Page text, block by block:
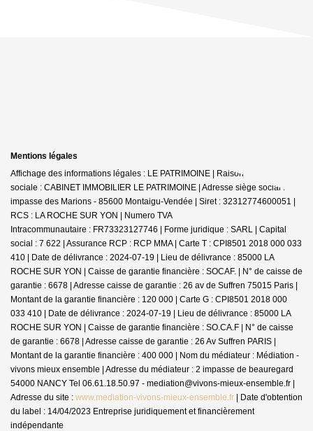
Mentions légales
Affichage des informations légales : LE PATRIMOINE | Raison
sociale : CABINET IMMOBILIER LE PATRIMOINE | Adresse siège social : 30
impasse des Marions - 85600 Montaigu-Vendée | Siret : 32312774600051 |
RCS : LA ROCHE SUR YON | Numero TVA
Intracommunautaire : FR73323127746 | Forme juridique : SARL | Capital
social : 7 622 | Assurance RCP : RCP MMA | Carte T : CPI8501 2018 000 033
410 | Date de délivrance : 2024-07-19 | Lieu de délivrance : 85000 LA
ROCHE SUR YON | Caisse de garantie financière : SOCAF. | N° de caisse de
garantie : 6678 | Adresse caisse de garantie : 26 av de Suffren 75015 Paris |
Montant de la garantie financière : 120 000 | Carte G : CPI8501 2018 000
033 410 | Date de délivrance : 2024-07-19 | Lieu de délivrance : 85000 LA
ROCHE SUR YON | Caisse de garantie financière : SO.CA.F | N° de caisse
de garantie : 6678 | Adresse caisse de garantie : 26 Av Suffren PARIS |
Montant de la garantie financière : 400 000 | Nom du médiateur : Médiation -
vivons mieux ensemble | Adresse du médiateur : 2 impasse de beauregard
54000 NANCY Tel 06.61.18.50.97 - mediation@vivons-mieux-ensemble.fr |
Adresse du site : www.mediation-vivons-mieux-ensemble.fr | Date d'obtention
du label : 14/04/2023 Entreprise juridiquement et financièrement
indépendante